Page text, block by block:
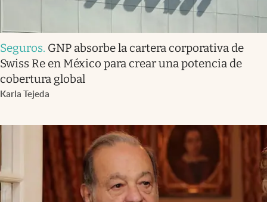
Seguros. GNP absorbe la cartera corporativa de
Swiss Re en México para crear una potencia de
cobertura global
Karla Tejeda